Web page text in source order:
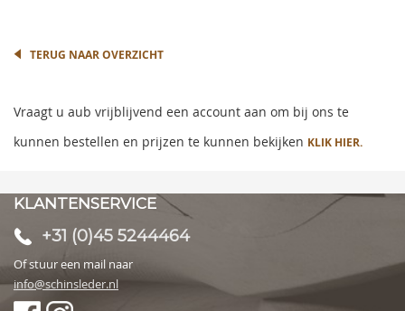
TERUG NAAR OVERZICHT
Vraagt u aub vrijblijvend een account aan om bij ons te
kunnen bestellen en prijzen te kunnen bekijken KLIK HIER.
KLANTENSERVICE
+31 (0)45 5244464
Of stuur een mail naar
info@schinsleder.nl